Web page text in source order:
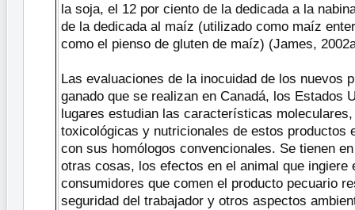
la soja, el 12 por ciento de la dedicada a la
de la dedicada al maíz (utilizado como maíz
como el pienso de gluten de maíz) (James,
Las evaluaciones de la inocuidad de los nuevos
ganado que se realizan en Canadá, los Estados
lugares estudian las características
toxicológicas y nutricionales de estos productos
con sus homólogos convencionales. Se tienen
otras cosas, los efectos en el animal que ingiere
consumidores que comen el producto pecuario
seguridad del trabajador y otros aspectos